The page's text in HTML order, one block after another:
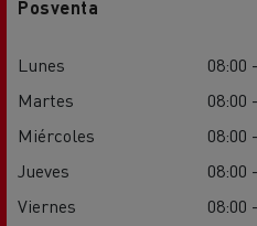
Posventa
Lunes
08:00
Martes
08:00
Miércoles
08:00
Jueves
08:00
Viernes
08:00